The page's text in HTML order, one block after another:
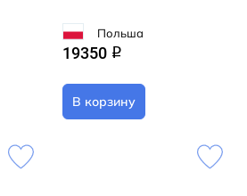
Польша
19350 q
В корзину